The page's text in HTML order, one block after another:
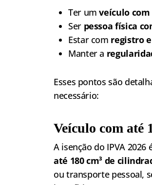
Ter umveículo
Ser pessoa física
Estar com registro
Manter a
Esses pontos são
necessário:
Veículo com até
A isenção do IPVA 2026
até 180 cm³ de
ou transporte pessoal,